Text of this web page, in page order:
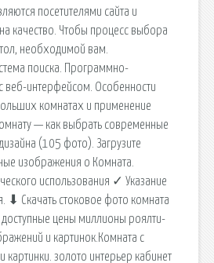
посетителями сайта и
качество. Чтобы процесс выбора
необходимой вам.
поиска. Программно-
веб-интерфейсом. Особенности
комнатах и применение
— как выбрать современные
(105 фото). Загрузите
изображения о Комната.
использования ✓ Указание
⬇ Скачать стоковое фото комната
цены миллионы роялти-
и картинок.Комната с
золото интерьер кабинет